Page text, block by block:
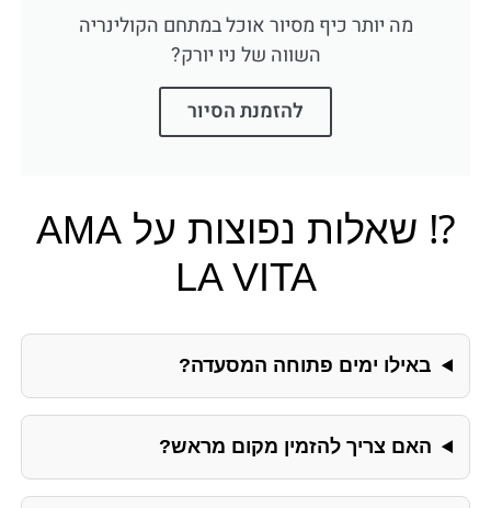
מה יותר כיף מסיור אוכל במתחם הקולינריה
השווה של ניו יורק?
להזמנת הסיור
⁉️ שאלות נפוצות על AMA
LA VITA
באילו ימים פתוחה המסעדה?
האם צריך להזמין מקום מראש?